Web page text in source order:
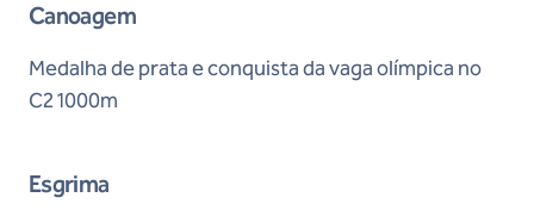
Canoagem
Medalha de prata e conquista da vaga olímpica no
C2 1000m
Esgrima